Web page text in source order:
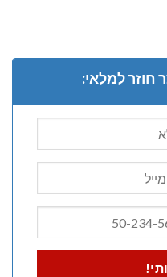
חוזר למלאי: